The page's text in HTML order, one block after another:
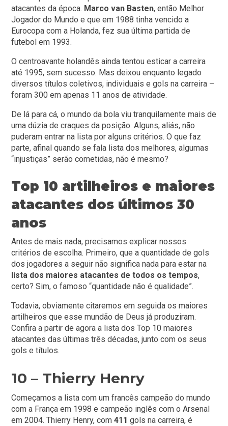
atacantes da época. Marco van Basten, então Melhor
Jogador do Mundo e que em 1988 tinha vencido a
Eurocopa com a Holanda, fez sua última partida de
futebol em 1993.
O centroavante holandês ainda tentou esticar a carreira
até 1995, sem sucesso. Mas deixou enquanto legado
diversos títulos coletivos, individuais e gols na carreira –
foram 300 em apenas 11 anos de atividade.
De lá para cá, o mundo da bola viu tranquilamente mais de
uma dúzia de craques da posição. Alguns, aliás, não
puderam entrar na lista por alguns critérios. O que faz
parte, afinal quando se fala lista dos melhores, algumas
“injustiças” serão cometidas, não é mesmo?
Top 10 artilheiros e maiores
atacantes dos últimos 30
anos
Antes de mais nada, precisamos explicar nossos
critérios de escolha. Primeiro, que a quantidade de gols
dos jogadores a seguir não significa nada para estar na
lista dos maiores atacantes de todos os tempos,
certo? Sim, o famoso “quantidade não é qualidade”.
Todavia, obviamente citaremos em seguida os maiores
artilheiros que esse mundão de Deus já produziram.
Confira a partir de agora a lista dos Top 10 maiores
atacantes das últimas três décadas, junto com os seus
gols e títulos.
10 – Thierry Henry
Começamos a lista com um francês campeão do mundo
com a França em 1998 e campeão inglês com o Arsenal
em 2004. Thierry Henry, com411 gols na carreira, é